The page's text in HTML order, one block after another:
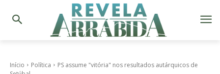
Início Política
PS assume "vitória" nos resultados autárquicos de